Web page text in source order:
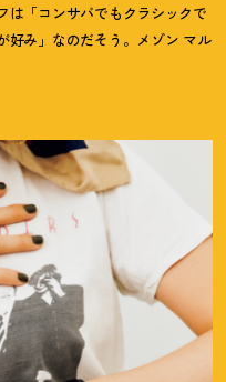
は「コンサバでもクラシックで
好み」なのだそう。メゾン マル